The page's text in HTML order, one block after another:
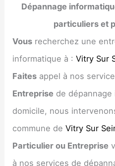
Dépannage
particuliers et
Vous recherchez une
informatique à :Vitry Sur
Faites appel à nos
Entreprise de
domicile, nous
commune deVitry Sur
Particulier ou Entreprise
à nos services de